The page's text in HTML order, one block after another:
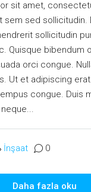
sit amet,
sem sed sollicitudin.
sollicitudin
Quisque bibendum
orci congue.
Ut et adipiscing
congue. Duis
İnşaat 0
Daha fazla oku